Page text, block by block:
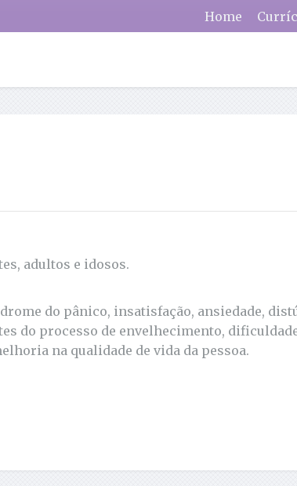
Home
adultos e idosos.
do pânico, insatisfação, ansiedade,
do processo de envelhecimento,
na qualidade de vida da pessoa.